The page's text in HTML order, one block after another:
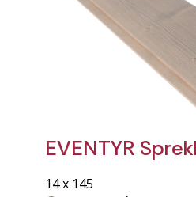
EVENTYR
14 x 145